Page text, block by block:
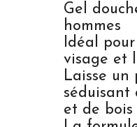
Gel
hommes
Idéal
visage et
Laisse un
séduisant
et de bois